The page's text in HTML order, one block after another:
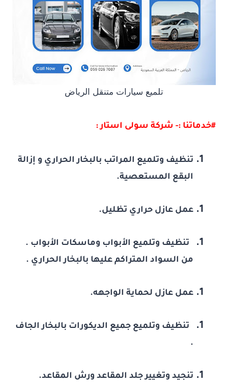
تلميع سيارات متنقل الرياض
#خدماتنا :- شركة سولى استار :
تنظيف وتلميع المراتب بالبخار الحراري و إزالة
البقع المستعصية.
عمل عازل حراري تظليل.
تنظيف وتلميع الأبواب وماسكات الأبواب .
من السواد المتراكم عليها بالبخار الحراري .
عمل عازل لحماية الواجهه.
تنظيف وتلميع جميع الديكورات بالبخار الجاف
.
تنجيد وتغيير جلد المقاعد ورش المقاعد.